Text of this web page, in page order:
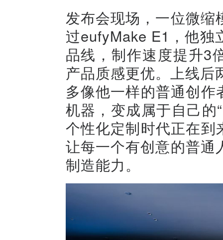
发布会现场，一位微
过eufyMake E1，他独
品线，制作速度提升3
产品质感更优。上线后
多像他一样的普通创
机器，变成属于自己
个性化定制时代正在
让每一个有创意的普
制造能力。